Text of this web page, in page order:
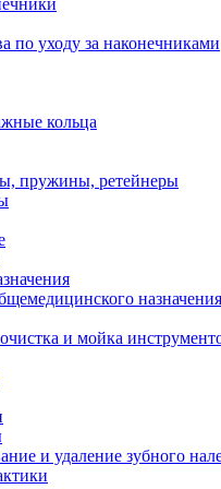
по уходу за наконечниками
кольца
пружины, ретейнеры
назначения
и мойка
и удаление зубного